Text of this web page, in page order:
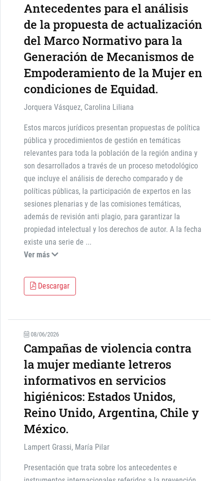
Antecedentes para el análisis
de la propuesta de actualización
del Marco Normativo para la
Generación de Mecanismos de
Empoderamiento de la Mujer en
condiciones de Equidad.
Jorquera Vásquez, Carolina Liliana
Estos marcos jurídicos presentan propuestas de política
pública y procedimientos de gestión en temáticas
relevantes para toda la población de la región andina y
son desarrollados a través de un proceso metodológico
que incluye el análisis de derecho comparado y de
políticas públicas, la participación de expertos en las
sesiones plenarias y de las comisiones temáticas,
además de revisión anti plagio, para garantizar la
propiedad intelectual y los derechos de autor. A la fecha
existe una serie de ...
Ver más
Descargar
08/06/2026
Campañas de violencia contra
la mujer mediante letreros
informativos en servicios
higiénicos: Estados Unidos,
Reino Unido, Argentina, Chile y
México.
Lampert Grassi, María Pilar
Presentación que trata sobre los antecedentes e